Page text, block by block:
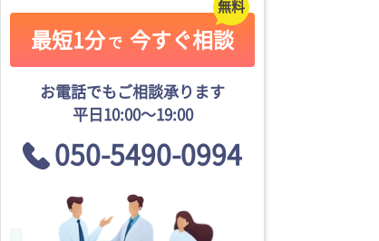
最短1分 で 今すぐ相談
お電話でもご相談承ります
平日10:00〜19:00
050-5490-0994